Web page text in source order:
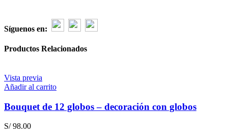
Síguenos en:
Productos Relacionados
Vista previa
Añadir al carrito
Bouquet de 12 globos – decoración con globos
S/98.00